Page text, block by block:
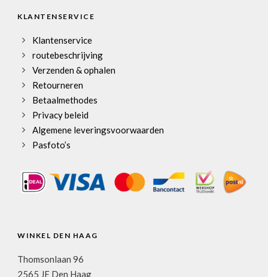
KLANTENSERVICE
Klantenservice
routebeschrijving
Verzenden & ophalen
Retourneren
Betaalmethodes
Privacy beleid
Algemene leveringsvoorwaarden
Pasfoto’s
WINKEL DEN HAAG
Thomsonlaan 96
2565 JE Den Haag